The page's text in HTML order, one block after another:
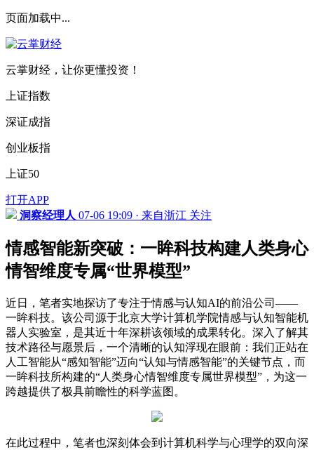
页面加载中...
云掌财经，让你更懂投资！
上证指数
深证成指
创业板指
上证50
打开APP
洞察经理人 07-06 19:09 · 来自浙江 关注
情感智能新突破：一眸科技构建人类身心
情智维度专属“世界模型”
近日，笔者实地探访了专注于情感与认知AI的前沿公司——
一眸科技。该公司源于北京大学计算机学院情感与认知智能机
器人实验室，是其近十年深耕该领域的成果转化。深入了解其
技术路径与愿景后，一个清晰的认知浮现在眼前：我们正站在
人工智能从“感知智能”迈向“认知与情感智能”的关键节点，而
一眸科技所构建的“人类身心情智维度专属世界模型”，为这一
跨越提供了极具前瞻性的科学蓝图。
在此过程中，笔者也深刻体会到计算机科学与心理学的双向深